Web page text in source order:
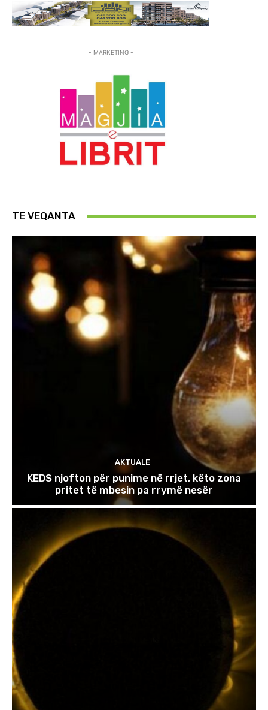
- MARKETING -
TE VEQANTA
AKTUALE
KEDS njofton për punime në rrjet, këto zona
pritet të mbesin pa rrymë nesër